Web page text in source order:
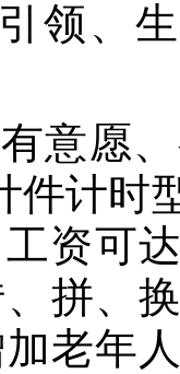
领、
意愿
件计时
资可
拼、
老年